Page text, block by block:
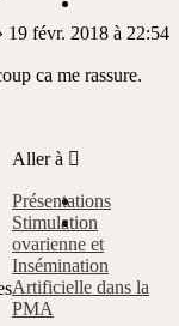
19 févr. 2018 à 22:54
ca me rassure.
Aller à
Présentations
Stimulation
ovarienne et
Insémination
Artificielle dans la
PMA